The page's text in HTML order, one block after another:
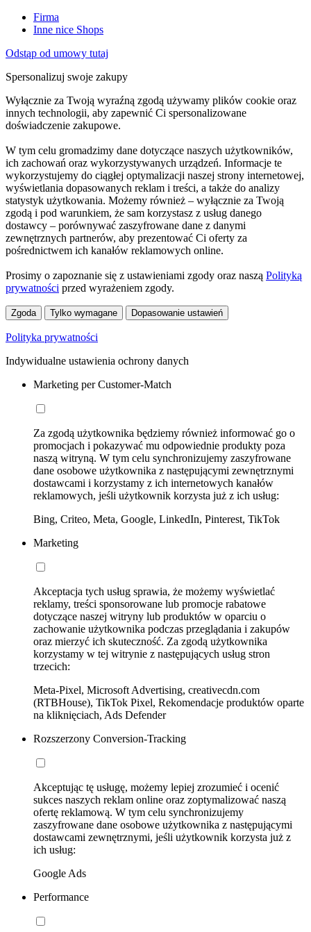
Firma
Inne nice Shops
Odstąp od umowy tutaj
Spersonalizuj swoje zakupy
Wyłącznie za Twoją wyraźną zgodą używamy plików cookie oraz
innych technologii, aby zapewnić Ci spersonalizowane
doświadczenie zakupowe.
W tym celu gromadzimy dane dotyczące naszych użytkowników,
ich zachowań oraz wykorzystywanych urządzeń. Informacje te
wykorzystujemy do ciągłej optymalizacji naszej strony internetowej,
wyświetlania dopasowanych reklam i treści, a także do analizy
statystyk użytkowania. Możemy również – wyłącznie za Twoją
zgodą i pod warunkiem, że sam korzystasz z usług danego
dostawcy – porównywać zaszyfrowane dane z danymi
zewnętrznych partnerów, aby prezentować Ci oferty za
pośrednictwem ich kanałów reklamowych online.
Prosimy o zapoznanie się z ustawieniami zgody oraz naszą Polityką
prywatności przed wyrażeniem zgody.
Zgoda Tylko wymagane Dopasowanie ustawień
Polityka prywatności
Indywidualne ustawienia ochrony danych
Marketing per Customer-Match
Za zgodą użytkownika będziemy również informować go o
promocjach i pokazywać mu odpowiednie produkty poza
naszą witryną. W tym celu synchronizujemy zaszyfrowane
dane osobowe użytkownika z następującymi zewnętrznymi
dostawcami i korzystamy z ich internetowych kanałów
reklamowych, jeśli użytkownik korzysta już z ich usług:
Bing, Criteo, Meta, Google, LinkedIn, Pinterest, TikTok
Marketing
Akceptacja tych usług sprawia, że możemy wyświetlać
reklamy, treści sponsorowane lub promocje rabatowe
dotyczące naszej witryny lub produktów w oparciu o
zachowanie użytkownika podczas przeglądania i zakupów
oraz mierzyć ich skuteczność. Za zgodą użytkownika
korzystamy w tej witrynie z następujących usług stron
trzecich:
Meta-Pixel, Microsoft Advertising, creativecdn.com
(RTBHouse), TikTok Pixel, Rekomendacje produktów oparte
na kliknięciach, Ads Defender
Rozszerzony Conversion-Tracking
Akceptując tę usługę, możemy lepiej zrozumieć i ocenić
sukces naszych reklam online oraz zoptymalizować naszą
ofertę reklamową. W tym celu synchronizujemy
zaszyfrowane dane osobowe użytkownika z następującymi
dostawcami zewnętrznymi, jeśli użytkownik korzysta już z
ich usług:
Google Ads
Performance